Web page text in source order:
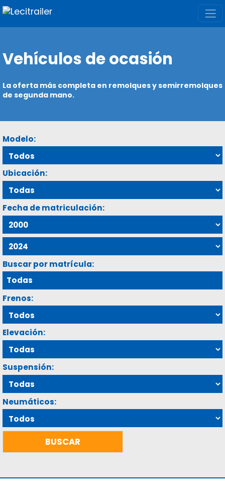
Vehículos de ocasión
La oferta más completa en remolques y semirremolques
de segunda mano.
Modelo:
Ubicación:
Fecha de matriculación:
Buscar por matrícula:
Frenos:
Elevación:
Suspensión:
Neumáticos: